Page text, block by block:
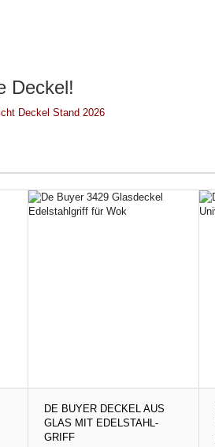
Deckel!
Deckel Stand 2026
DE BUYER DECKEL AUS
GLAS MIT EDELSTAHL-
GRIFF